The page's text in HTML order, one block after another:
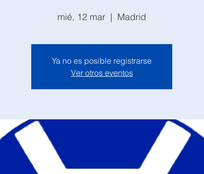
mié, 12 mar
  |
Madrid
Ya no es posible registrarse
Ver otros eventos